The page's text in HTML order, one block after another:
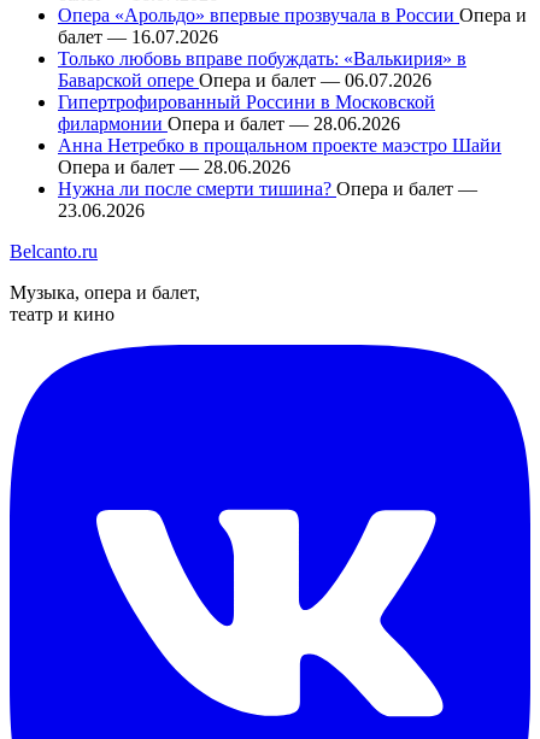
Опера «Арольдо» впервые прозвучала в России Опера и
балет — 16.07.2026
Только любовь вправе побуждать: «Валькирия» в
Баварской опере Опера и балет — 06.07.2026
Гипертрофированный Россини в Московской
филармонии Опера и балет — 28.06.2026
Анна Нетребко в прощальном проекте маэстро Шайи
Опера и балет — 28.06.2026
Нужна ли после смерти тишина? Опера и балет —
23.06.2026
Belcanto.ru
Музыка, опера и балет,
театр и кино